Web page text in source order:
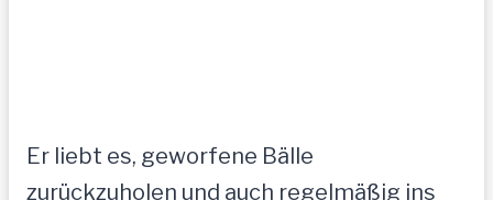
Er liebt es, geworfene Bälle
zurückzuholen und auch regelmäßig ins